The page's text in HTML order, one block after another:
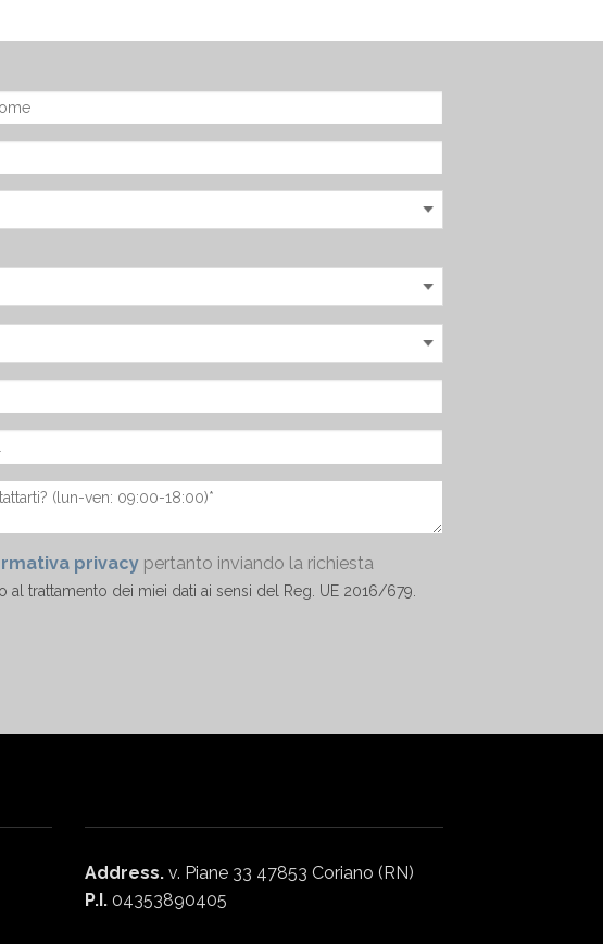
privacy pertanto inviando la richiesta
al trattamento dei miei dati ai sensi del Reg. UE 2016/679.
Address.v. Piane 33 47853 Coriano (RN)
P.I.04353890405